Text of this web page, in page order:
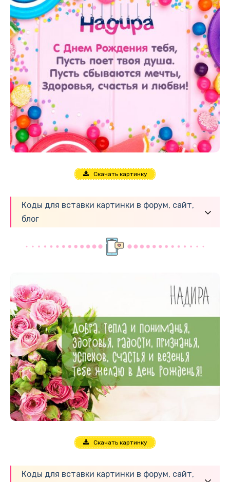
Скачать картинку
Коды для вставки картинки в форум, сайт,
блог
Скачать картинку
Коды для вставки картинки в форум, сайт,